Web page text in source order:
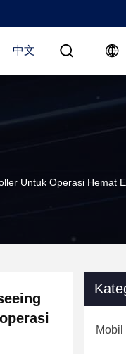
中文
Untuk Operasi Hemat
Mobil